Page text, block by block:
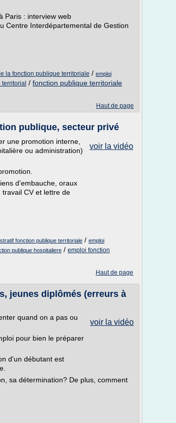
Paris : interview web
Centre Interdépartemental de Gestion
la fonction publique territoriale / emploi
/ fonction publique territoriale
Haut de page
publique, secteur privé
voir la vidéo
une promotion interne,
ou administration)
d'embauche, oraux
CV et lettre de
fonction publique territoriale / emploi
publique hospitaliere / emploi fonction
Haut de page
jeunes diplômés (erreurs à
voir la vidéo
quand on a pas ou
pour bien le préparer
d'un débutant est
sa détermination? De plus, comment